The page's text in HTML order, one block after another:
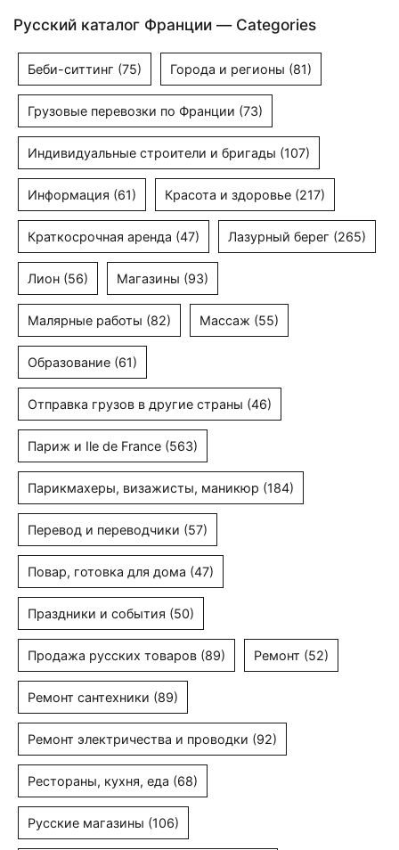
Русский каталог Франции — Categories
Беби-ситтинг (75) Города и регионы (81)
Грузовые перевозки по Франции (73)
Индивидуальные строители и бригады (107)
Информация (61) Красота и здоровье (217)
Краткосрочная аренда (47) Лазурный берег (265)
Лион (56) Магазины (93)
Малярные работы (82) Массаж (55)
Образование (61)
Отправка грузов в другие страны (46)
Париж и Ile de France (563)
Парикмахеры, визажисты, маникюр (184)
Перевод и переводчики (57)
Повар, готовка для дома (47)
Праздники и события (50)
Продажа русских товаров (89) Ремонт (52)
Ремонт сантехники (89)
Ремонт электричества и проводки (92)
Рестораны, кухня, еда (68)
Русские магазины (106)